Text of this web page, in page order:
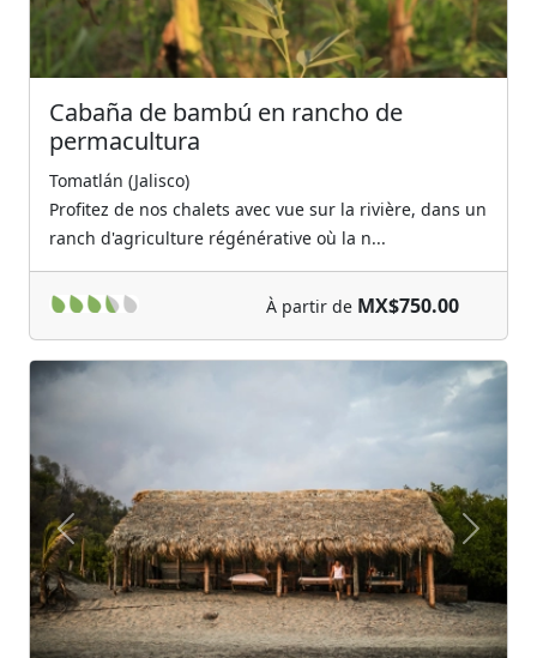
Cabaña de bambú en rancho de
permacultura
Tomatlán (Jalisco)
Profitez de nos chalets avec vue sur la rivière, dans un
ranch d'agriculture régénérative où la n...
À partir de MX$750.00
Previous Next